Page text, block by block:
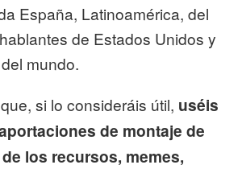
España, Latinoamérica, del
de Estados Unidos y
mundo.
si lo consideráis útil, uséis
de montaje de
los recursos, memes,